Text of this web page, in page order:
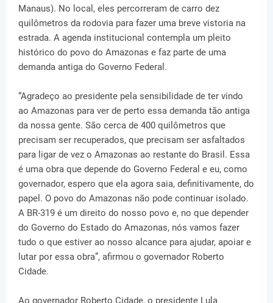
Manaus). No local, eles percorreram de carro dez
quilômetros da rodovia para fazer uma breve vistoria na
estrada. A agenda institucional contempla um pleito
histórico do povo do Amazonas e faz parte de uma
demanda antiga do Governo Federal.
“Agradeço ao presidente pela sensibilidade de ter vindo
ao Amazonas para ver de perto essa demanda tão antiga
da nossa gente. São cerca de 400 quilômetros que
precisam ser recuperados, que precisam ser asfaltados
para ligar de vez o Amazonas ao restante do Brasil. Essa
é uma obra que depende do Governo Federal e eu, como
governador, espero que ela agora saia, definitivamente, do
papel. O povo do Amazonas não pode continuar isolado.
A BR-319 é um direito do nosso povo e, no que depender
do Governo do Estado do Amazonas, nós vamos fazer
tudo o que estiver ao nosso alcance para ajudar, apoiar e
lutar por essa obra”, afirmou o governador Roberto
Cidade.
Ao governador Roberto Cidade, o presidente Lula